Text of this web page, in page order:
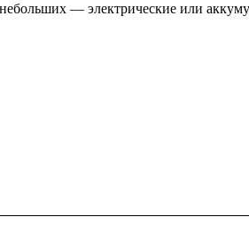
— электрические или